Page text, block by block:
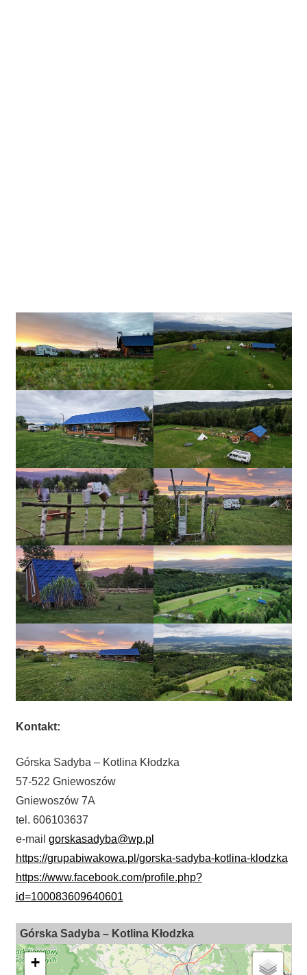
Kontakt:
Górska Sadyba – Kotlina Kłodzka
57-522 Gniewoszów
Gniewoszów 7A
tel. 606103637
e-mail gorskasadyba@wp.pl
https://grupabiwakowa.pl/gorska-sadyba-kotlina-klodzka
https://www.facebook.com/profile.php?
id=100083609640601
Górska Sadyba – Kotlina Kłodzka
+